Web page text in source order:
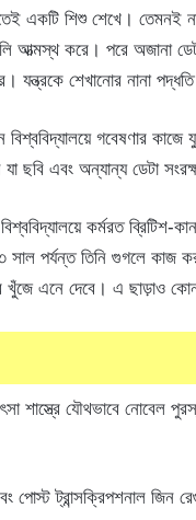
একটি শিশু শেখে। তেমনই
আত্মস্থ করে। পরে অজানা
যন্ত্রকে শেখানোর নানা
বিশ্ববিদ্যালয়ে গবেষণার
ছবি এবং অন্যান্য ডেটা
কর্মরত ব্রিটিশ-
সাল পর্যন্ত তিনি গুগলে কাজ
খুঁজে এনে দেবে। এ ছাড়াও
শাস্ত্রে যৌথভাবে নোবেল
পোস্ট ট্রান্সক্রিপশনাল জিন